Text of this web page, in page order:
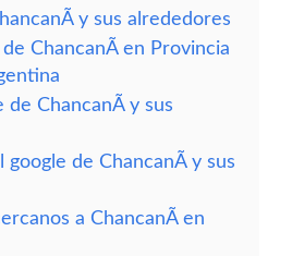
y sus alrededores
ChancanÃ­ en Provincia
de ChancanÃ­ y sus
google de ChancanÃ­ y sus
a ChancanÃ­ en